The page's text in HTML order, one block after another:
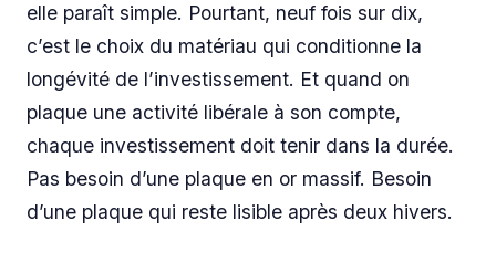
elle paraît simple. Pourtant, neuf fois sur dix,
c’est le choix du matériau qui conditionne la
longévité de l’investissement. Et quand on
plaque une activité libérale à son compte,
chaque investissement doit tenir dans la durée.
Pas besoin d’une plaque en or massif. Besoin
d’une plaque qui reste lisible après deux hivers.